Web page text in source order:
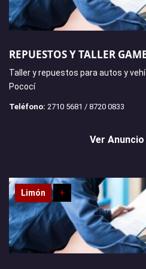
REPUESTOS Y TALLER
Taller y repuestos para autos y
Pococí
Teléfono: 2710 5681 / 8720 0833
Ver Anuncio
Limón +